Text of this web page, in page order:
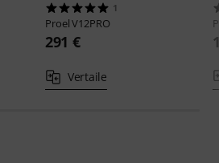
1
ProelV12PRO
291 €
Vertaile